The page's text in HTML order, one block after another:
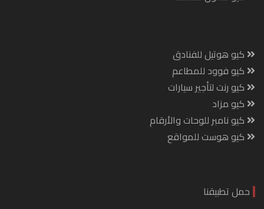
كيو هوتيل للفنادق
كيو فوود للمطاعم
كيو رنت لتأجير سيارات
كيو مزاد
كيو نامبر للوحات والأرقام
كيو هوست للمواقع
حمل تطبيقنا